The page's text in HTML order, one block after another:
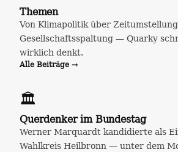
Themen
Von Klimapolitik über
Gesellschaftsspaltung — Quarky
wirklich denkt.
Alle Beiträge →
🏛️
Querdenker im Bundestag
Werner Marquardt kandidierte als
Wahlkreis Heilbronn — unter dem